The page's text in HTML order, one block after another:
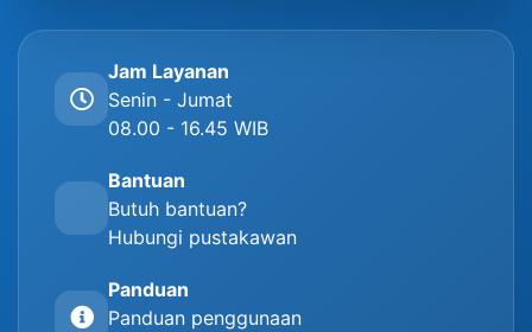
Jam Layanan
Senin - Jumat
08.00 - 16.45 WIB
Bantuan
Butuh bantuan?
Hubungi pustakawan
Panduan
Panduan penggunaan